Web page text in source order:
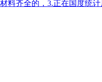
料齐全的，3.正在国度统